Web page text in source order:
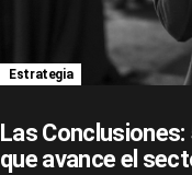
Estrategia
Las
que avance el